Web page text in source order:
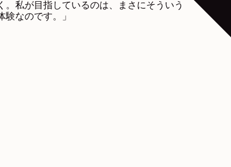
。私が目指しているのは、まさにそういう
験なのです。」